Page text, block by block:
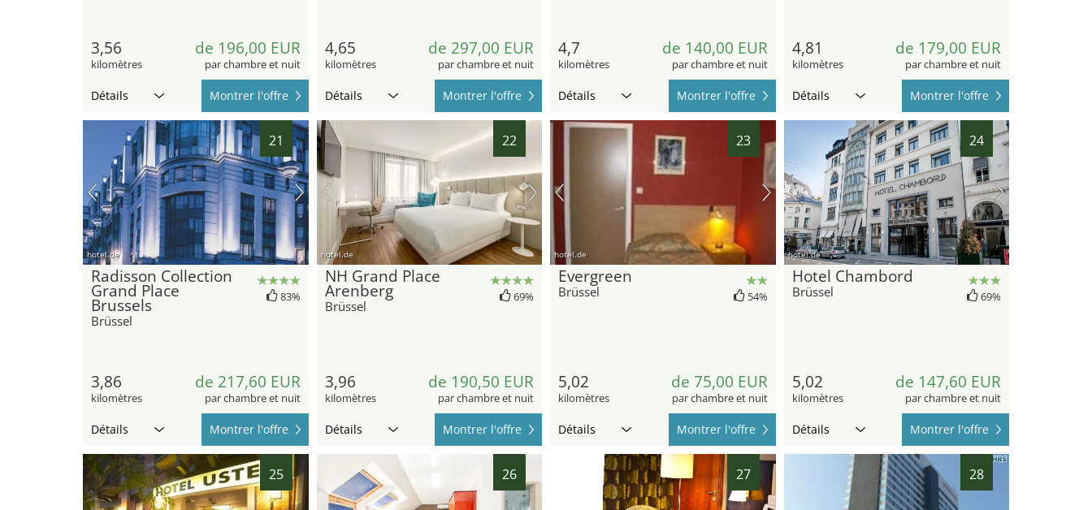
3,56
kilomètres
de 196,00 EUR
par chambre et nuit
Détails Montrer l'offre
4,65
kilomètres
de 297,00 EUR
par chambre et nuit
Détails Montrer l'offre
4,7
kilomètres
de 140,00 EUR
par chambre et nuit
Détails Montrer l'offre
4,81
kilomètres
de 179,00 EUR
par chambre et nuit
Détails Montrer l'offre
21
hotel.de
Radisson Collection
Grand Place
Brussels
Brüssel
83%
3,86
kilomètres
de 217,60 EUR
par chambre et nuit
Détails Montrer l'offre
22
hotel.de
NH Grand Place
Arenberg
Brüssel
69%
3,96
kilomètres
de 190,50 EUR
par chambre et nuit
Détails Montrer l'offre
23
hotel.de
Evergreen
Brüssel 54%
5,02
kilomètres
de 75,00 EUR
par chambre et nuit
Détails Montrer l'offre
24
hotel.de
Hotel Chambord
Brüssel 69%
5,02
kilomètres
de 147,60 EUR
par chambre et nuit
Détails Montrer l'offre
25 26 27 28